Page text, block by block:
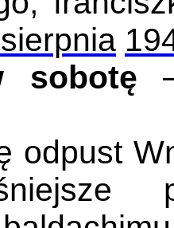
sobotę
odpust